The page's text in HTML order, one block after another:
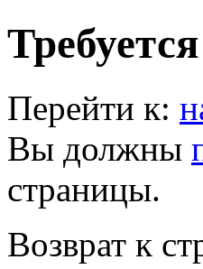
Перейти к:
Вы должны
страницы.
Возврат к